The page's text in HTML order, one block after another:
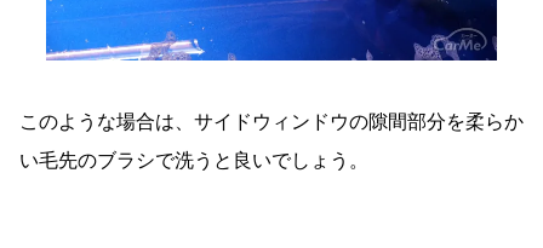
このような場合は、サイドウィンドウの隙間部分を柔らか
い毛先のブラシで洗うと良いでしょう。